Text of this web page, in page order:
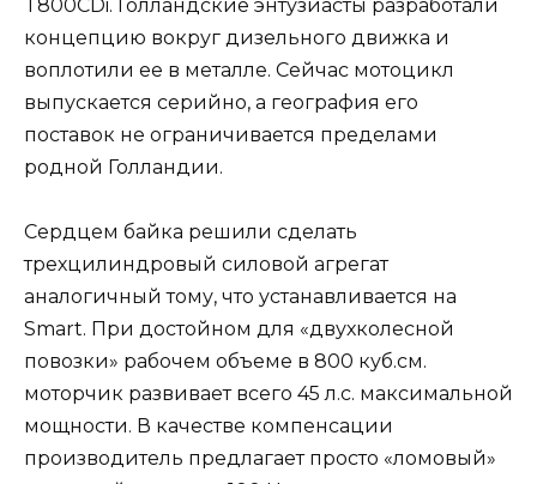
T800CDi. Голландские энтузиасты разработали
концепцию вокруг дизельного движка и
воплотили ее в металле. Сейчас мотоцикл
выпускается серийно, а география его
поставок не ограничивается пределами
родной Голландии.
Сердцем байка решили сделать
трехцилиндровый силовой агрегат
аналогичный тому, что устанавливается на
Smart. При достойном для «двухколесной
повозки» рабочем объеме в 800 куб.см.
моторчик развивает всего 45 л.с. максимальной
мощности. В качестве компенсации
производитель предлагает просто «ломовый»